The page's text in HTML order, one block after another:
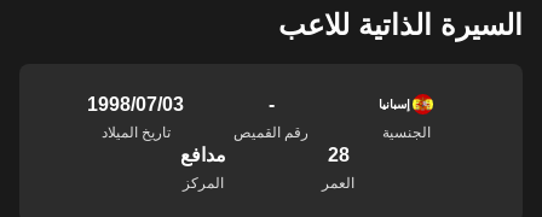
السيرة الذاتية للاعب
إسبانيا
الجنسية
-
رقم القميص
03‏/07‏/1998
تاريخ الميلاد
28
العمر
مدافع
المركز